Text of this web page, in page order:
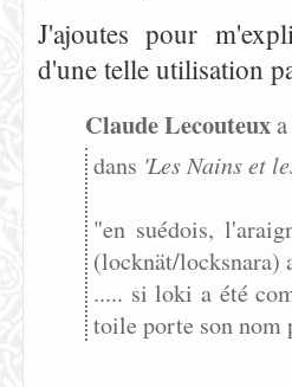
J'ajoutes pour
d'une telle utilisation
Claude Lecouteux
dans 'Les Nains et
"en suédois,
(locknät/locksnara)
..... si loki a été
toile porte son nom